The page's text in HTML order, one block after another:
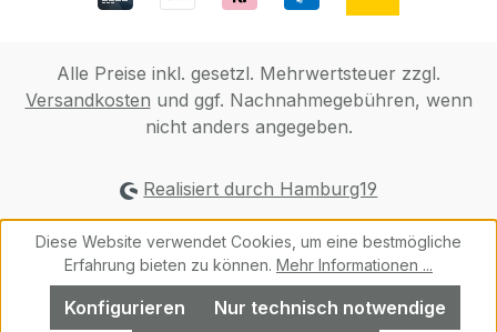
Alle Preise inkl. gesetzl. Mehrwertsteuer zzgl.
Versandkosten und ggf. Nachnahmegebühren, wenn
nicht anders angegeben.
Realisiert durch Hamburg19
Diese Website verwendet Cookies, um eine bestmögliche
Erfahrung bieten zu können. Mehr Informationen ...
Nur technisch notwendige
Konfigurieren